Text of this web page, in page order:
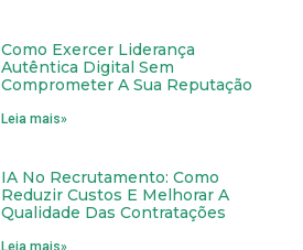
Como Exercer Liderança
Autêntica Digital Sem
Comprometer A Sua Reputação
Leia mais»
IA No Recrutamento: Como
Reduzir Custos E Melhorar A
Qualidade Das Contratações
Leia mais»